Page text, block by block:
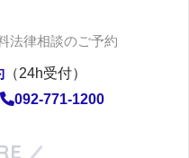
法律相談のご予約
（24h受付）
092-771-1200